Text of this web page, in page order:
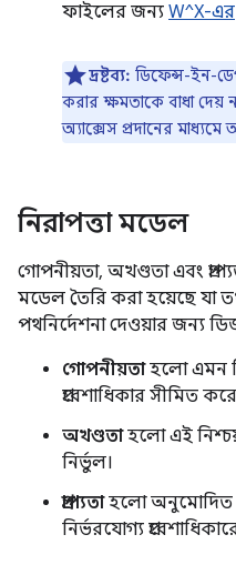
ফাইলের জন্য W^X-এর
দ্রষ্টব্য: ডিফেন্স-ইন-
করার ক্ষমতাকে বাধা দেয়
অ্যাক্সেস প্রদানের
নিরাপত্তা মডেল
গোপনীয়তা, অখণ্ডতা এবং
মডেল তৈরি করা হয়েছে যা
পথনির্দেশনা দেওয়ার জন্য
গোপনীয়তাহলো এমন
প্রবেশাধিকার সীমিত
অখণ্ডতাহলো এই
নির্ভুল।
প্রাপ্যতাহলো অনুমোদিত
নির্ভরযোগ্য